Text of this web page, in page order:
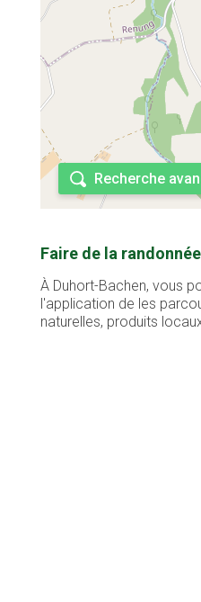
Recherche
Faire de la
À Duhort-Bachen, vous
l'application de les
naturelles, produits